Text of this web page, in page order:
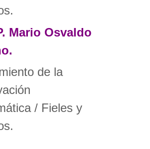
Mario Osvaldo
de la
/ Fieles y